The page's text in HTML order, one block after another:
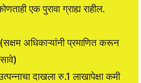
एक पुरावा ग्राह्य राहील.
अधिकाऱ्यांनी प्रमाणित करून
दाखला रु.1 लाखापेक्षा कमी